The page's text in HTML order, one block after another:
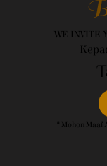
WE INVITE
* Mohon Maaf